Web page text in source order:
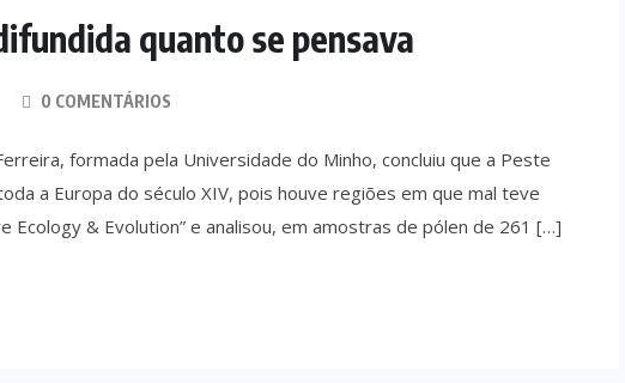
quanto se pensava
0 COMENTÁRIOS
formada pela Universidade do Minho, concluiu que a Peste
a Europa do século XIV, pois houve regiões em que mal teve
Ecology & Evolution” e analisou, em amostras de pólen de 261 […]